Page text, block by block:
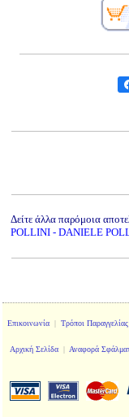
Δείτε άλλα παρόμοια
POLLINI - DANIELE
Επικοινωνία| Τρόποι Παραγγελίας
Αρχική Σελίδα | Αναφορά